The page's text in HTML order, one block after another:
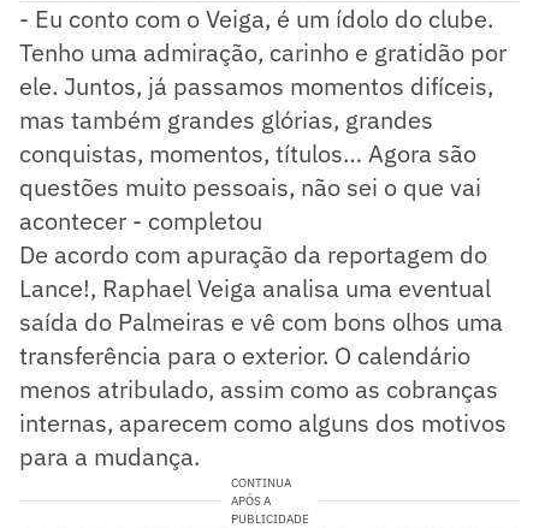
- Eu conto com o Veiga, é um ídolo do clube.
Tenho uma admiração, carinho e gratidão por
ele. Juntos, já passamos momentos difíceis,
mas também grandes glórias, grandes
conquistas, momentos, títulos… Agora são
questões muito pessoais, não sei o que vai
acontecer - completou
De acordo com apuração da reportagem do
Lance!, Raphael Veiga analisa uma eventual
saída do Palmeiras e vê com bons olhos uma
transferência para o exterior. O calendário
menos atribulado, assim como as cobranças
internas, aparecem como alguns dos motivos
para a mudança.
CONTINUA
APÓS A
PUBLICIDADE